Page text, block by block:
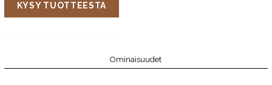
KYSY TUOTTEESTA
Ominaisuudet